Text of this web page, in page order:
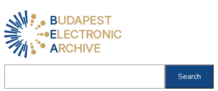
BUDAPEST
ELECTRONIC
ARCHIVE
Search